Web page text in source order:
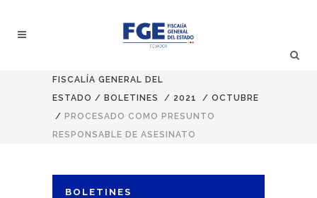
FISCALÍA GENERAL DEL
ESTADO / BOLETINES / 2021 / OCTUBRE
/ PROCESADO COMO PRESUNTO
RESPONSABLE DE ASESINATO
BOLETINES